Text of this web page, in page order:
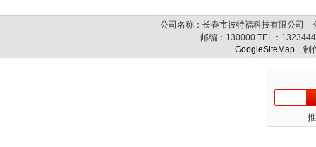
公司名称：长春市彼特福科技有限公司
邮编： 130000TEL：
GoogleSiteMap 制